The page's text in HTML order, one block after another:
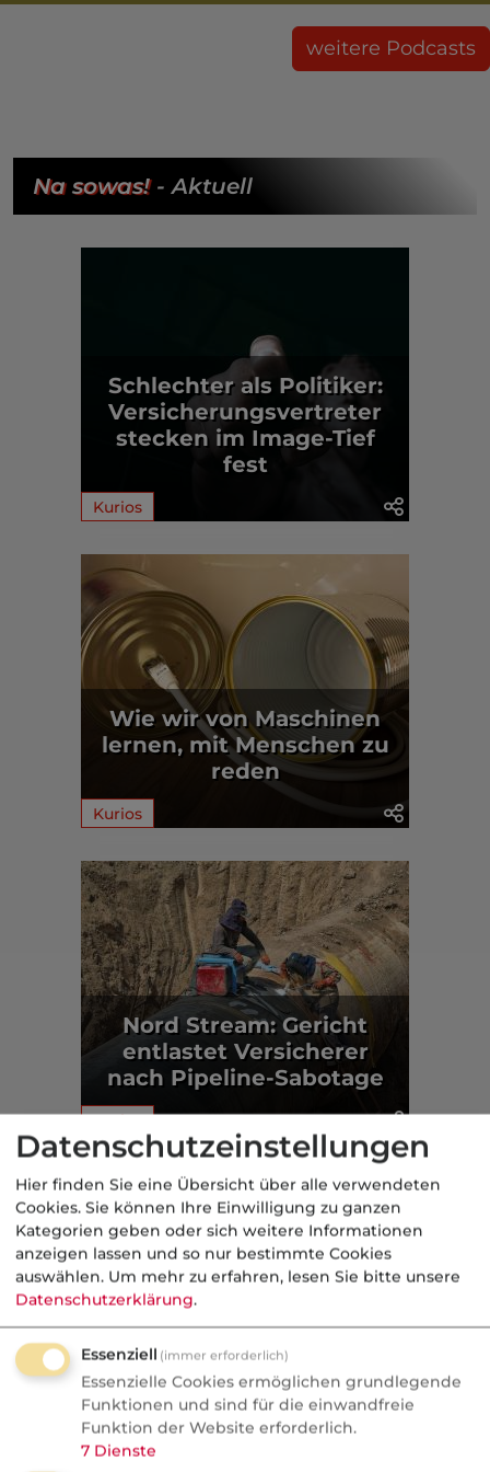
weitere Podcasts
Na sowas!- Aktuell
Schlechter als Politiker:
Versicherungsvertreter
stecken im Image-Tief
fest
Kurios
Wie wir von Maschinen
lernen, mit Menschen zu
reden
Kurios
Nord Stream: Gericht
entlastet Versicherer
nach Pipeline-Sabotage
Kurios
Aus der dvb-Redaktion
Kurios
Nachrichten
„Zeitalter von fantastischem
Überfluss“ - Musks Prognose
für 2036
Elon Musk galt jahrelang als KI-Warner.
Jetzt sagt er: In fünf Jahren ist die
Datenschutzeinstellungen
Hier finden Sie eine Übersicht über alle verwendeten
Cookies. Sie können Ihre Einwilligung zu ganzen
Kategorien geben oder sich weitere Informationen
anzeigen lassen und so nur bestimmte Cookies
auswählen. Um mehr zu erfahren, lesen Sie bitte unsere
Datenschutzerklärung.
Essenziell (immer erforderlich)
Essenzielle Cookies ermöglichen grundlegende
Funktionen und sind für die einwandfreie
Funktion der Website erforderlich.
7 Dienste